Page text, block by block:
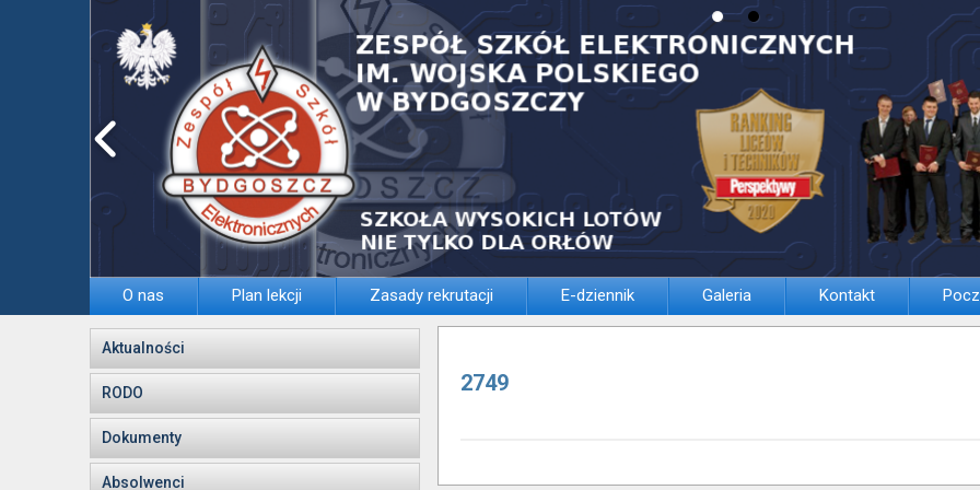
O nas Plan lekcji Zasady rekrutacji E-dziennik Galeria Kontakt
Aktualności
RODO
Dokumenty
Absolwenci
2749